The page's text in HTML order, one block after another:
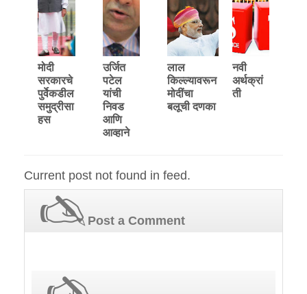
मोदी
सरकारचे
पुर्वेकडील
समुद्रीसा
हस
उर्जित
पटेल
यांची
निवड
आणि
आव्हाने
लाल
किल्ल्यावरून
मोदींचा
बलूची दणका
नवी
अर्थक्रां
ती
Current post not found in feed.
Post a Comment